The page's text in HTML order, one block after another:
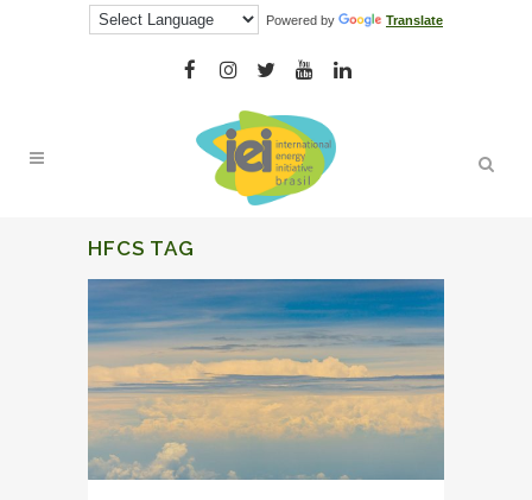
Powered by Translate
HFCS TAG